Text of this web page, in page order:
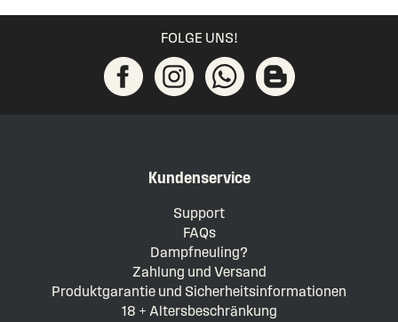
FOLGE UNS!
Kundenservice
Support
FAQs
Dampfneuling?
Zahlung und Versand
Produktgarantie und Sicherheitsinformationen
18 + Altersbeschränkung